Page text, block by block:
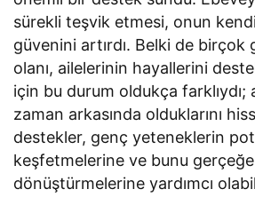
sürekli teşvik etmesi, onun
güvenini artırdı. Belki de
olanı, ailelerinin hayallerini
için bu durum oldukça farklıydı;
zaman arkasında olduklarını
destekler, genç yeteneklerin
keşfetmelerine ve bunu gerçeğe
dönüştürmelerine yardımcı